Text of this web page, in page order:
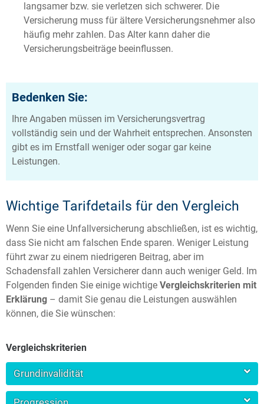
langsamer bzw. sie verletzen sich schwerer. Die
Versicherung muss für ältere Versicherungsnehmer also
häufig mehr zahlen. Das Alter kann daher die
Versicherungsbeiträge beeinflussen.
Bedenken Sie:
Ihre Angaben müssen im Versicherungsvertrag
vollständig sein und der Wahrheit entsprechen. Ansonsten
gibt es im Ernstfall weniger oder sogar gar keine
Leistungen.
Wichtige Tarifdetails für den Vergleich
Wenn Sie eine Unfallversicherung abschließen, ist es wichtig,
dass Sie nicht am falschen Ende sparen. Weniger Leistung
führt zwar zu einem niedrigeren Beitrag, aber im
Schadensfall zahlen Versicherer dann auch weniger Geld. Im
Folgenden finden Sie einige wichtige Vergleichskriterien mit
Erklärung – damit Sie genau die Leistungen auswählen
können, die Sie wünschen:
Vergleichskriterien
Grundinvalidität